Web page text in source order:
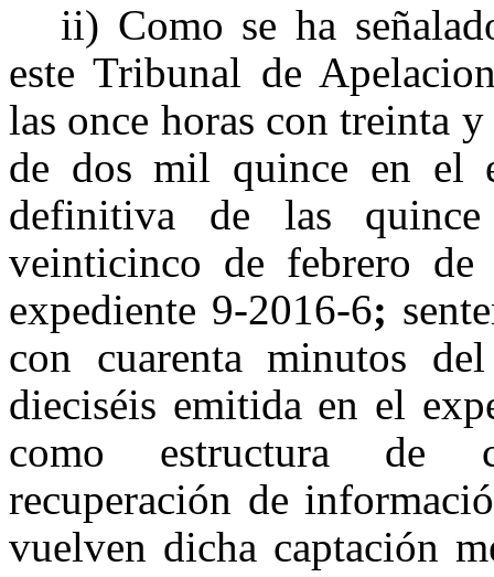
ii) Como se ha
este Tribunal de
las once horas con treinta
de dos mil quince en el
definitiva de las
veinticinco de febrero
expediente 9-2016-6;
con cuarenta minutos
dieciséis emitida en el
como estructura de
recuperación de
vuelven dicha captación